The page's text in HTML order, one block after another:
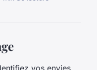
vos envies